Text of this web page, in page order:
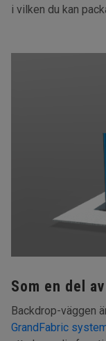
i vilken du kan
Som en del
Backdrop-väggen
GrandFabric